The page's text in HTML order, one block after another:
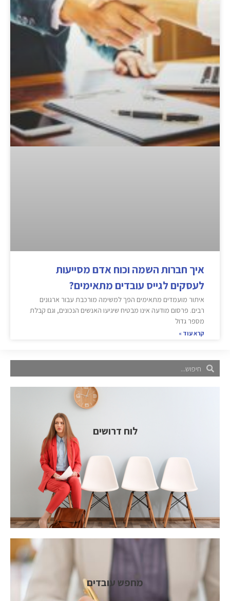
איך חברות השמה וכוח אדם מסייעות
לעסקים לגייס עובדים מתאימים?
איתור מועמדים מתאימים הפך למשימה מורכבת עבור ארגונים
רבים. פרסום מודעה אינו מבטיח שיגיעו האנשים הנכונים, וגם קבלת
מספר גדול
קרא עוד »
לוח דרושים
מחפש עובדים